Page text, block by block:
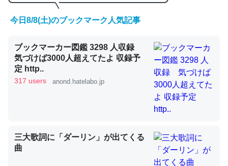
くらい。小説でいう「ずっと前の伏線」は回収されないけ
ど、短期記憶というには多い分量。進化すればするほど分
かりやすく強くなりそう
─GPTの仕組みと限界についての考察（１） - conceptualization
昆虫ってカルシウム少ないのか。知らんかった。調べたら
コオロギのカルシウム分はエビの600分の1程度。
今日8/8(土)のブックマーク人気記事
ブックマーカー図鑑 3298 人収録
気づけば3000人超えてたよ 収録予
定 http..
317 users anond.hatelabo.jp
三大歌詞に「ダーリン」が出てくる
曲